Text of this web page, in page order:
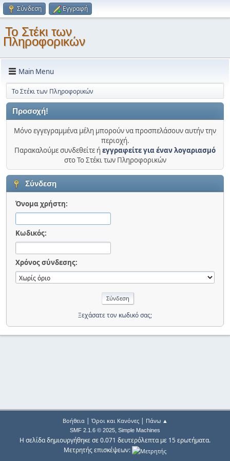
Σύνδεση Εγγραφή
Το Στέκι των
Πληροφορικών
Main Menu
Το Στέκι των Πληροφορικών
Προσοχή!
Μόνο εγγεγραμμένα μέλη μπορούν να προσπελάσουν αυτήν την
περιοχή.
Παρακαλούμε συνδεθείτε ήεγγραφείτε για έναν λογαριασμό
στο Το Στέκι των Πληροφορικών
Σύνδεση
Όνομα χρήστη:
Κωδικός:
Χρόνος σύνδεσης:
Ξεχάσατε τον κωδικό σας;
Βοήθεια| Όροι και Κανόνες| Πάνω ▲
SMF 2.1.6 © 2025, Simple Machines
Η σελίδα δημιουργήθηκε σε 0.071 δευτερόλεπτα με 15 ερωτήματα.
Μετρητής επισκέψεων: